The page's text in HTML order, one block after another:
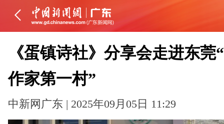
《蛋镇诗社》分享会走进东莞
作家第一村”
中新网广东 | 2025年09月05日 11:29